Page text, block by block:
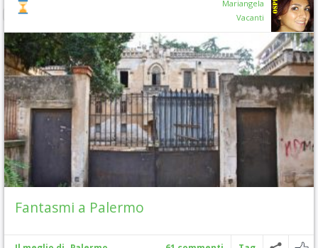
Mariangela
Vacanti
Fantasmi a Palermo